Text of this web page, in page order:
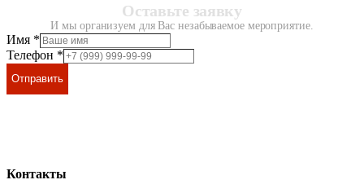
Оставьте заявку
И мы организуем для Вас незабываемое мероприятие.
Имя *
Телефон *
Отправить
Контакты